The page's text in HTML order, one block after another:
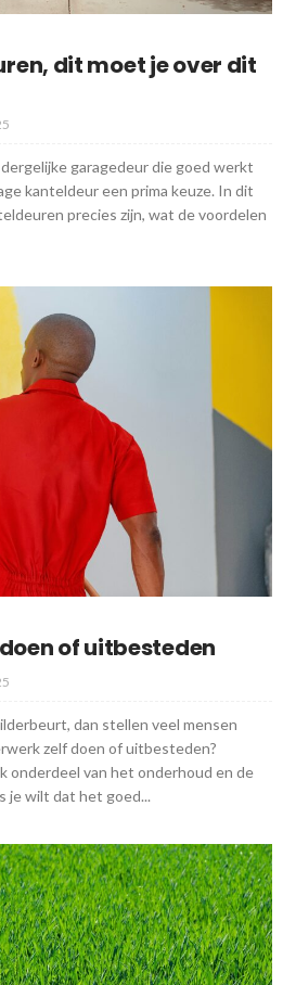
dit moet je over dit
garagedeur die goed werkt
kanteldeur een prima keuze. In dit
precies zijn, wat de voordelen
of uitbesteden
dan stellen veel mensen
zelf doen of uitbesteden?
onderdeel van het onderhoud en de
je wilt dat het goed...